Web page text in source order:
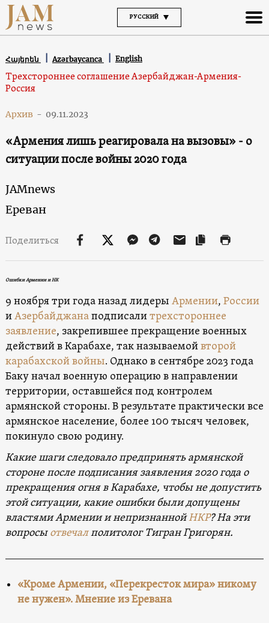
РУССКИЙ
Հայերեն Azərbaycanca English
Трехстороннее соглашение Азербайджан-Армения-
Россия
Архив - 09.11.2023
«Армения лишь реагировала на вызовы» - о
ситуации после войны 2020 года
JAMnews
Ереван
Поделиться
Ошибки Армении и НК
9 ноября три года назад лидеры Армении, России
иАзербайджанаподписалитрехстороннее
заявление, закрепившее прекращение военных
действий в Карабахе, так называемойвторой
карабахской войны. Однако в сентябре 2023 года
Баку начал военную операцию в направлении
территории, оставшейся под контролем
армянской стороны. В результате практически все
армянское население, более 100 тысяч человек,
покинуло свою родину.
Какие шаги следовало предпринять армянской
стороне после подписания заявления 2020 года о
прекращения огня в Карабахе, чтобы не допустить
этой ситуации, какие ошибки были допущены
властями Армении и непризнаннойНКР? На эти
вопросыотвечалполитолог Тигран Григорян.
«Кроме Армении, «Перекресток мира» никому
не нужен». Мнение из Еревана